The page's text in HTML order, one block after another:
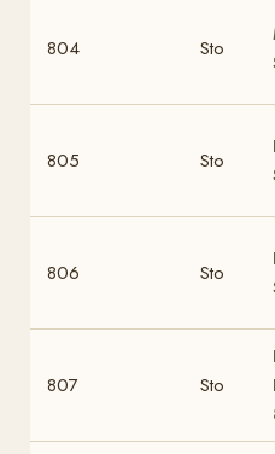
804 Sto
805 Sto
806 Sto
807 Sto